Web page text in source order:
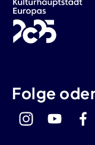
Folge